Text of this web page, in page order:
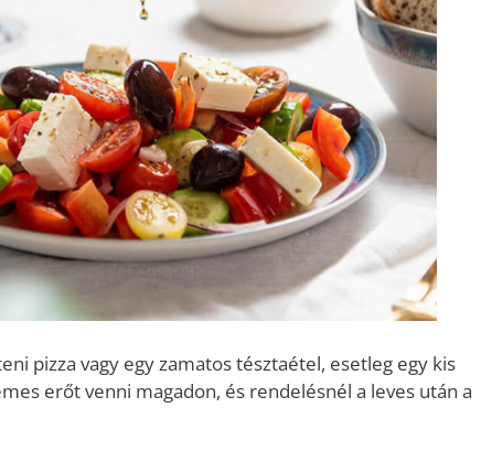
pizza vagy egy zamatos tésztaétel, esetleg egy kis
erőt venni magadon, és rendelésnél a leves után a